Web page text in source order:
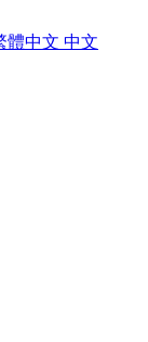
中文